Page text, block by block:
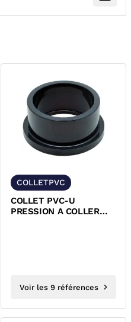
COLLETPVC
COLLET PVC-U
PRESSION A COLLER
Voir les 9 références